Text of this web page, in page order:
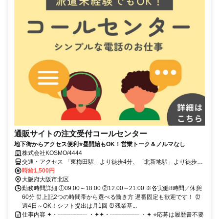
通販サイトの注文受付コールセンター
地下街からアクセス便利⭐昼開始もOK！営業トーク＆ノルマなし
株式会社KOSMO/4444
交通・アクセス 「東梅田駅」より徒歩4分、「北新地駅」より徒歩6
分、「梅田駅」より徒歩8分
時給1,500円
大阪府大阪市北区
勤務時間詳細 ①09:00～18:00 ②12:00～21:00 ※各実働8時間／休憩
60分 ⏰上記2つの時間帯から選べる働き方 遅番固定も歓迎です！ ⏰
週4日～OK！シフト提出は月1回 ⏰残業基...
仕事内容 ✦・┈┈┈┈┈ ・✦✦・┈┈┈┈┈ ・✦ ⭐応募は履歴書不要